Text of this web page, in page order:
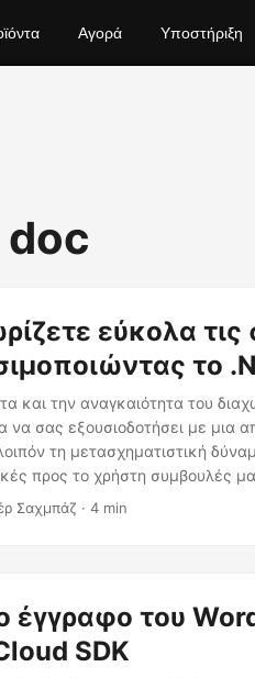
Αγορά Υποστήριξη
εύκολα
το
και την αναγκαιότητα του
να σας εξουσιοδοτήσει με μια
τη μετασχηματιστική
προς το χρήστη συμβουλές
Σαχμπάζ · 4 min
έγγραφο του
SDK